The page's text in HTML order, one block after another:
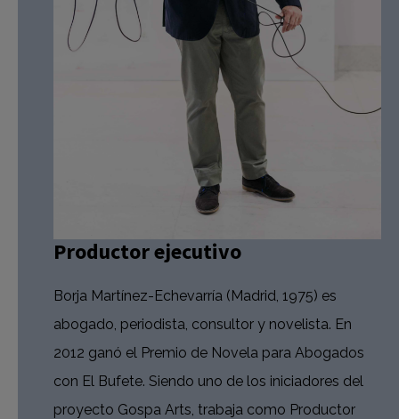
Productor ejecutivo
Borja Martínez-Echevarría (Madrid, 1975) es
abogado, periodista, consultor y novelista. En
2012 ganó el Premio de Novela para Abogados
con El Bufete. Siendo uno de los iniciadores del
proyecto Gospa Arts, trabaja como Productor